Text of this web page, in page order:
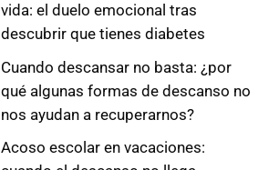
vida: el duelo emocional tras
descubrir que tienes diabetes
Cuando descansar no basta: ¿por
qué algunas formas de descanso no
nos ayudan a recuperarnos?
Acoso escolar en vacaciones: